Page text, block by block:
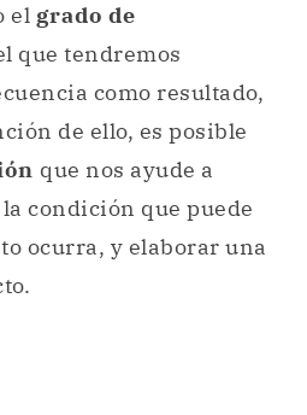
el grado de
que tendremos
como resultado,
de ello, es posible
que nos ayude a
condición que puede
ocurra, y elaborar una